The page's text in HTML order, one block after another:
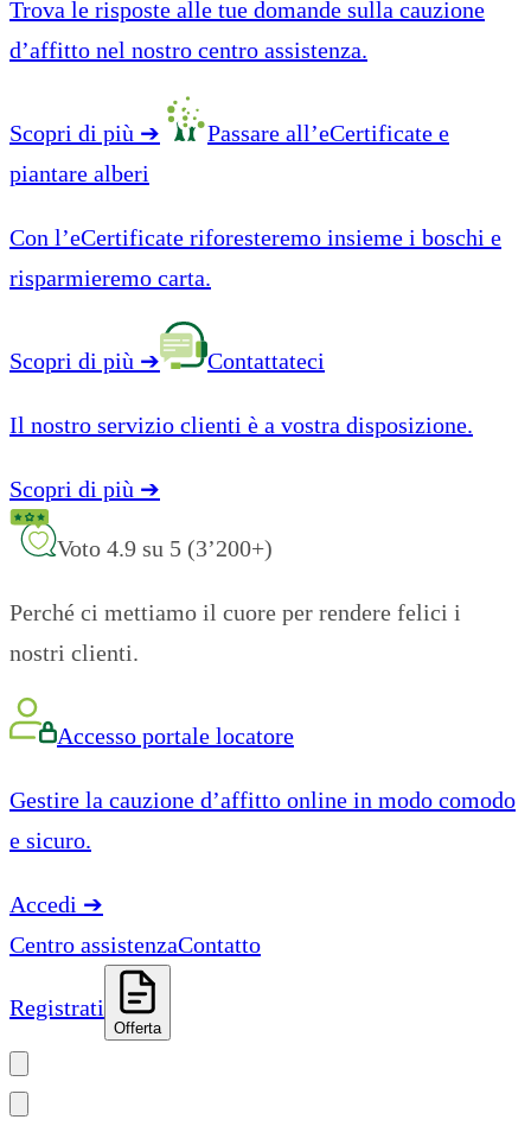
Trova le risposte alle tue domande sulla cauzione
d’affitto nel nostro centro assistenza.
Scopri di più ➔
Passare all’eCertificate e
piantare alberi
Con l’eCertificate riforesteremo insieme i boschi e
risparmieremo carta.
Scopri di più ➔ Contattateci
Il nostro servizio clienti è a vostra disposizione.
Scopri di più ➔
Voto 4.9 su 5 (3’200+)
Perché ci mettiamo il cuore per rendere felici i
nostri clienti.
Accesso portale locatore
Gestire la cauzione d’affitto online in modo comodo
e sicuro.
Accedi ➔
Centro assistenzaContatto
Registrati
Offerta